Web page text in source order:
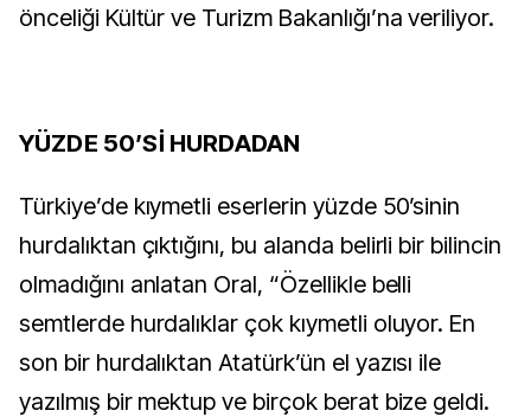
önceliği Kültür ve Turizm Bakanlığı’na veriliyor.
YÜZDE 50’Sİ HURDADAN
Türkiye’de kıymetli eserlerin yüzde 50’sinin
hurdalıktan çıktığını, bu alanda belirli bir bilincin
olmadığını anlatan Oral, “Özellikle belli
semtlerde hurdalıklar çok kıymetli oluyor. En
son bir hurdalıktan Atatürk’ün el yazısı ile
yazılmış bir mektup ve birçok berat bize geldi.